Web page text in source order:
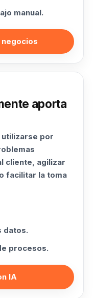
manual.
aporta
por
cliente, agilizar
facilitar la toma
datos.
procesos.
IA